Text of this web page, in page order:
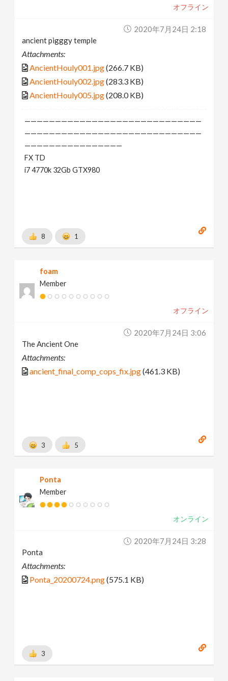
オフライン
2020年7月24日 2:18
ancient pigggy temple
Attachments:
AncientHouly001.jpg(266.7 KB)
AncientHouly002.jpg(283.3 KB)
AncientHouly005.jpg(208.0 KB)
—————————————————————————————
—————————————————————————————
————————————————
FX TD
i7 4770k 32Gb GTX980
8 1
foam
Member
オフライン
2020年7月24日 3:06
The Ancient One
Attachments:
ancient_final_comp_cops_fix.jpg(461.3 KB)
3 5
Ponta
Member
オンライン
2020年7月24日 3:28
Ponta
Attachments:
Ponta_20200724.png(575.1 KB)
3